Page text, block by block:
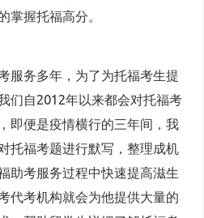
掌握托福高分。
服务多年，为了为托福考生提
们自2012年以来都会对托福考
即便是疫情横行的三年间，我
托福考题进行默写，整理成机
助考服务过程中快速提高滋生
代考机构就会为他提供大量的